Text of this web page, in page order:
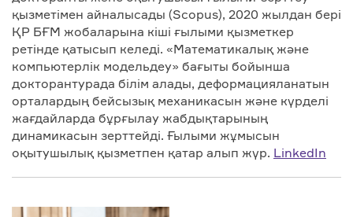
қызметімен айналысады (Scopus), 2020 жылдан бері
ҚР БҒМ жобаларына кіші ғылыми қызметкер
ретінде қатысып келеді. «Математикалық және
компьютерлік модельдеу» бағыты бойынша
докторантурада білім алады, деформацияланатын
орталардың бейсызық механикасын және күрделі
жағдайларда бұрғылау жабдықтарының
динамикасын зерттейді. Ғылыми жұмысын
оқытушылық қызметпен қатар алып жүр. LinkedIn